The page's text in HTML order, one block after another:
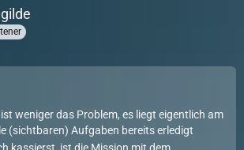
weniger das Problem, es liegt eigentlich am
(sichtbaren) Aufgaben bereits erledigt